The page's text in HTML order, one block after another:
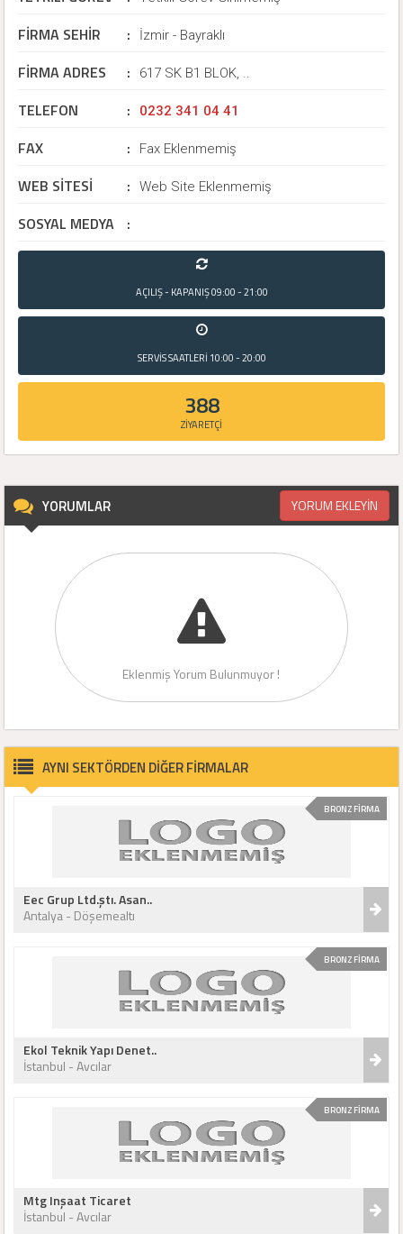
FİRMA SEHİR : İzmir - Bayraklı
FİRMA ADRES : 617 SK B1 BLOK, ..
TELEFON : 0232 341 04 41
FAX : Fax Eklenmemiş
WEB SİTESİ : Web Site Eklenmemiş
SOSYAL MEDYA :
AÇILIŞ - KAPANIŞ09:00 - 21:00
SERVİS SAATLERİ 10:00 - 20:00
388
ZİYARETÇİ
YORUMLAR YORUM EKLEYİN
Eklenmiş Yorum Bulunmuyor !
AYNI SEKTÖRDEN DİĞER FİRMALAR
BRONZ FİRMA
Eec Grup Ltd.ştı. Asan..
Antalya - Döşemealtı
BRONZ FİRMA
Ekol Teknik Yapı Denet..
İstanbul - Avcılar
BRONZ FİRMA
Mtg Inşaat Ticaret
İstanbul - Avcılar